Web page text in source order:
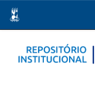
navigation